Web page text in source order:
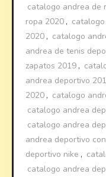
catalogo andrea de
ropa 2020 ,
2020 , catalogo
andrea de tenis
zapatos 2019 ,
andrea deportivo
2020 , catalogo
catalogo andrea
catalogo andrea
andrea deportivo
deportivo nike ,
catalogo andrea